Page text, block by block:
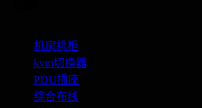
机房机柜
kvm切换器
PDU插座
综合布线